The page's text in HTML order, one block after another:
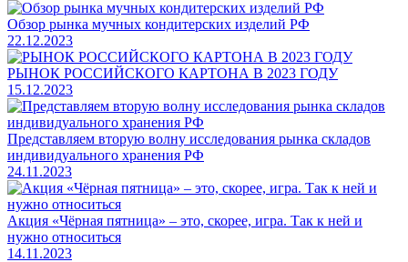
Обзор рынка мучных кондитерских изделий РФ
22.12.2023
РЫНОК РОССИЙСКОГО КАРТОНА В 2023 ГОДУ
15.12.2023
Представляем вторую волну исследования рынка складов
индивидуального хранения РФ
24.11.2023
Акция «Чёрная пятница» – это, скорее, игра. Так к ней и
нужно относиться
14.11.2023